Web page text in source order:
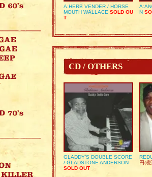
A:HERB VENDER / HORSE
MOUTH WALLACE SOLD OU
T
N
CD / OTHERS
GLADDY’S DOUBLE SCORE
/ GLADSTONE ANDERSON
SOLD OUT
円(